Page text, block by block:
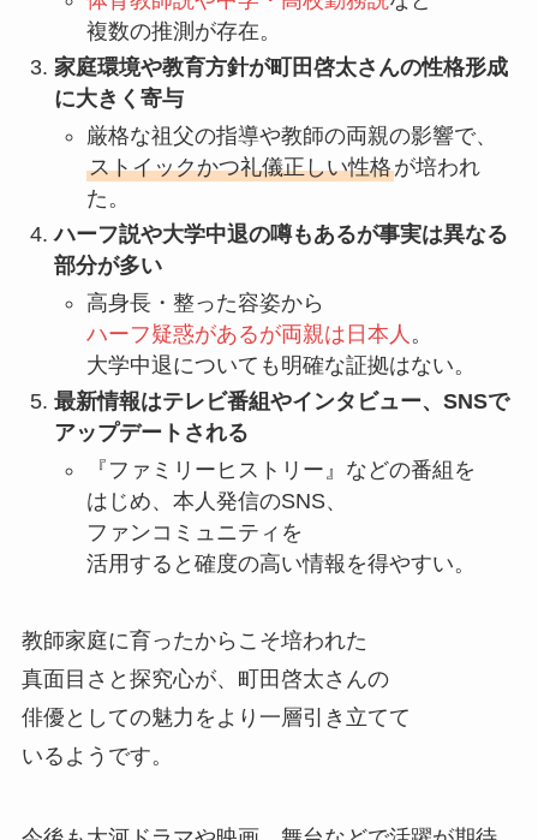
複数の推測が存在。
家庭環境や教育方針が町田啓太さんの性格形成
に大きく寄与
厳格な祖父の指導や教師の両親の影響で、
ストイックかつ礼儀正しい性格が培われ
た。
ハーフ説や大学中退の噂もあるが事実は異なる
部分が多い
高身長・整った容姿から
ハーフ疑惑があるが両親は日本人 。
大学中退についても明確な証拠はない。
最新情報はテレビ番組やインタビュー、SNSで
アップデートされる
『ファミリーヒストリー』などの番組を
はじめ、本人発信のSNS、
ファンコミュニティを
活用すると確度の高い情報を得やすい。
教師家庭に育ったからこそ培われた
真面目さと探究心が、町田啓太さんの
俳優としての魅力をより一層引き立てて
いるようです。